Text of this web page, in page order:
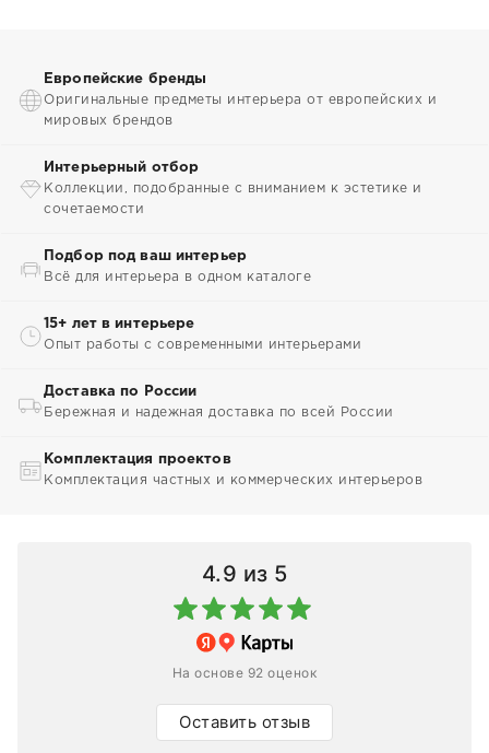
Европейские бренды
Оригинальные предметы интерьера от европейских и
мировых брендов
Интерьерный отбор
Коллекции, подобранные с вниманием к эстетике и
сочетаемости
Подбор под ваш интерьер
Всё для интерьера в одном каталоге
15+ лет в интерьере
Опыт работы с современными интерьерами
Доставка по России
Бережная и надежная доставка по всей России
Комплектация проектов
Комплектация частных и коммерческих интерьеров
4.9 из 5
На основе 92 оценок
Оставить отзыв